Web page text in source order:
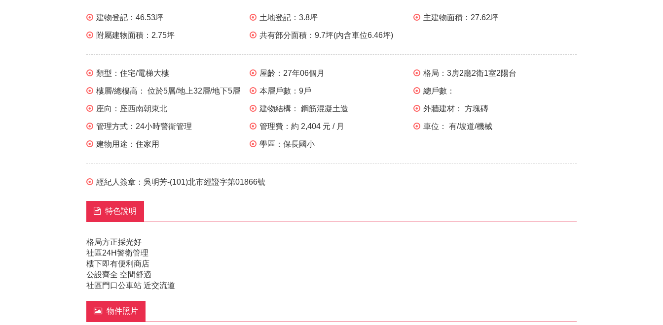
建物登記： 46.53坪 土地登記：3.8坪 主建物面積： 27.62坪
附屬建物面積： 2.75坪 共有部分面積：9.7坪(內含車位6.46坪)
類型： 住宅/電梯大樓 屋齡： 27年06個月 格局： 3房2廳2衛1室2陽台
樓層/總樓高： 位於5層/地上32層/地下5層 本層戶數：9戶 總戶數：
座向： 座西南朝東北 建物結構：鋼筋混凝土造 外牆建材： 方塊磚
管理方式： 24小時警衛管理 管理費：約 2,404 元 / 月 車位： 有/坡道/機械
建物用途： 住家用 學區：保長國小
經紀人簽章： 吳明芳-(101)北市經證字第01866號
特色說明
格局方正採光好
社區24H警衛管理
樓下即有便利商店
公設齊全 空間舒適
社區門口公車站 近交流道
物件照片